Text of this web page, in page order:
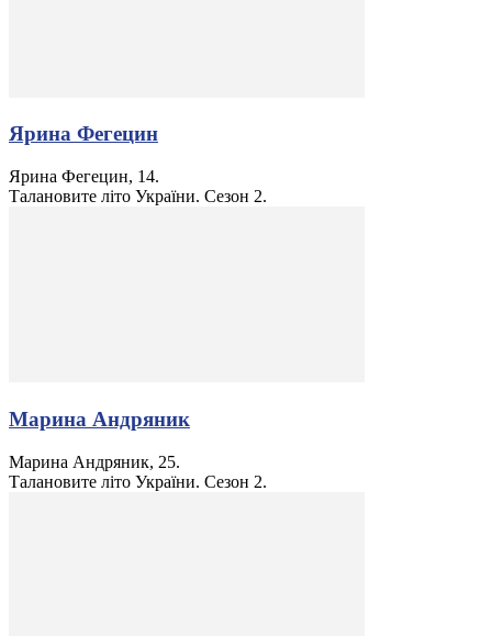
Ярина Фегецин
Ярина Фегецин, 14.
Талановите літо України. Сезон 2.
Марина Андряник
Марина Андряник, 25.
Талановите літо України. Сезон 2.